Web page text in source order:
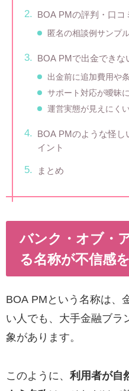
BOA PMの評判・口
匿名の相談例サンプ
BOA PMで出金できな
出金前に追加費用や
サポート対応が曖昧
運営実態が見えにくい
BOA PMのような怪し
イント
まとめ
バンク・オブ・
る名称が不信感
BOA PMという名称は、
い人でも、大手金融ブラ
象があります。
このように、 利用者が自